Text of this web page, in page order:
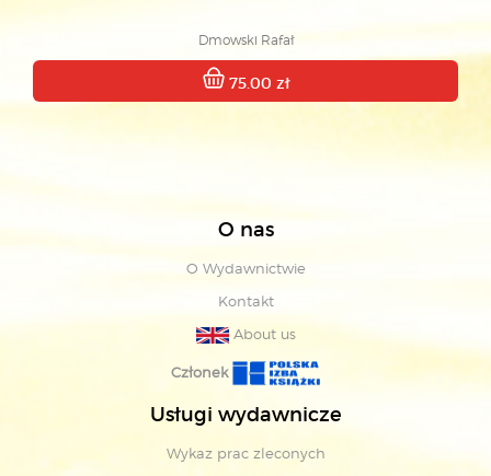
Dmowski Rafał
75.00 zł
O nas
O Wydawnictwie
Kontakt
About us
Członek
Usługi wydawnicze
Wykaz prac zleconych